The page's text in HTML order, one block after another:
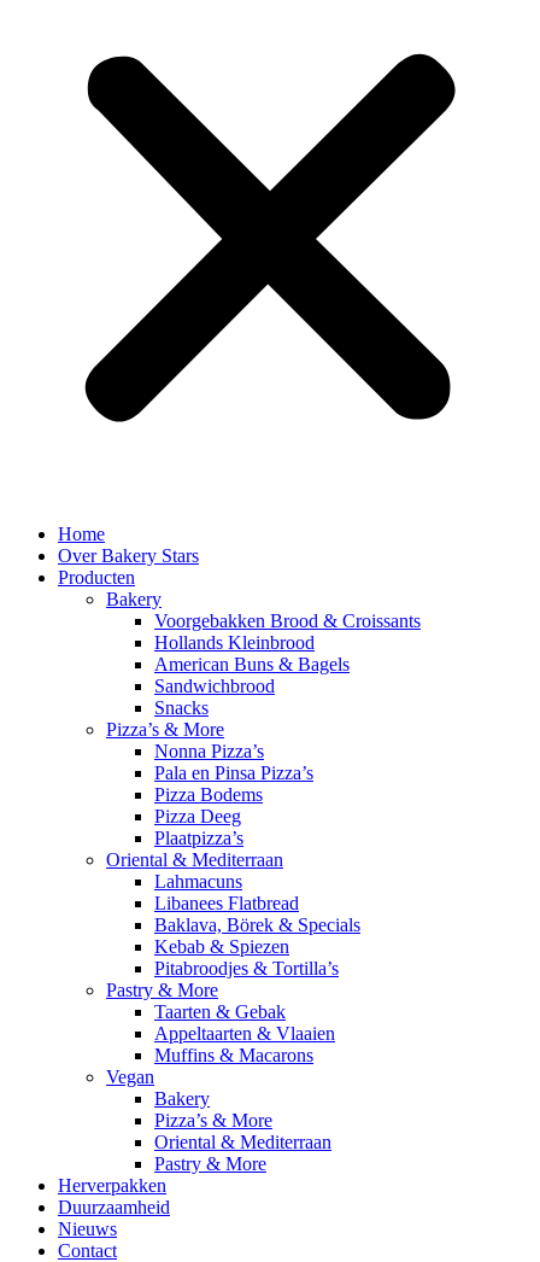
Home
Over Bakery Stars
Producten
Bakery
Voorgebakken Brood & Croissants
Hollands Kleinbrood
American Buns & Bagels
Sandwichbrood
Snacks
Pizza’s & More
Nonna Pizza’s
Pala en Pinsa Pizza’s
Pizza Bodems
Pizza Deeg
Plaatpizza’s
Oriental & Mediterraan
Lahmacuns
Libanees Flatbread
Baklava, Börek & Specials
Kebab & Spiezen
Pitabroodjes & Tortilla’s
Pastry & More
Taarten & Gebak
Appeltaarten & Vlaaien
Muffins & Macarons
Vegan
Bakery
Pizza’s & More
Oriental & Mediterraan
Pastry & More
Herverpakken
Duurzaamheid
Nieuws
Contact